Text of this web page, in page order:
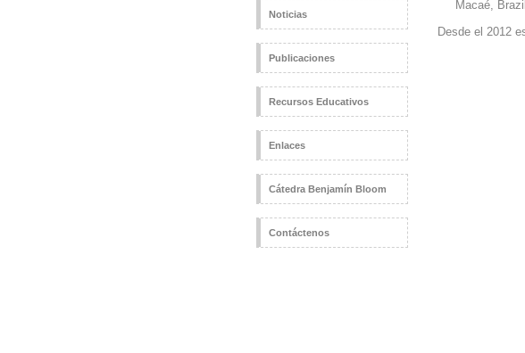
Noticias
Publicaciones
Recursos Educativos
Enlaces
Cátedra Benjamín Bloom
Contáctenos
Macaé,
Desde el 2012